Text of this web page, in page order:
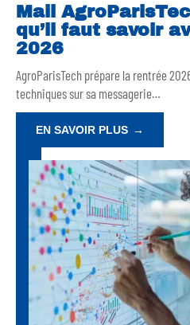
Mail
qu’il faut savoir
2026
AgroParisTech prépare la rentrée
techniques sur sa messagerie…
EN SAVOIR PLUS